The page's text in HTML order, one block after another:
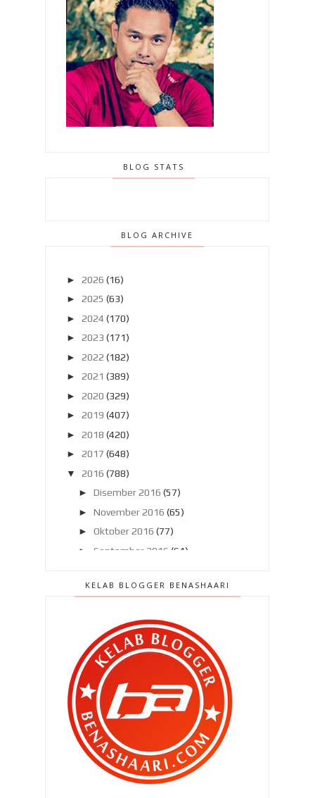
BLOG STATS
BLOG ARCHIVE
► 2026 (16)
► 2025 (63)
► 2024 (170)
► 2023 (171)
► 2022 (182)
► 2021 (389)
► 2020 (329)
► 2019 (407)
► 2018 (420)
► 2017 (648)
▼
2016 (788)
► Disember 2016 (57)
► November 2016 (65)
► Oktober 2016 (77)
► September 2016 (64)
►Julai 2016 (80)
Mei 2016(58)
►April 2016(58)
►
Mac 2016
▼ Februari 2016(50)
Kalau minyak turun malam ni !
Nasib baik ada PHILIPS !
Puashati dengan kasut Adidas
Gore-Tex !
KELAB BLOGGER BENASHAARI